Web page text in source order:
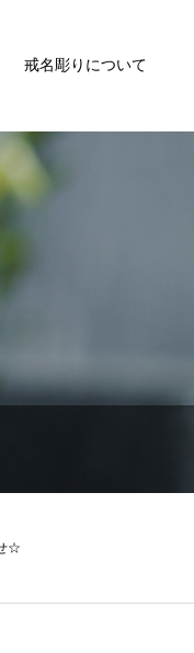
戒名彫りについて
☆